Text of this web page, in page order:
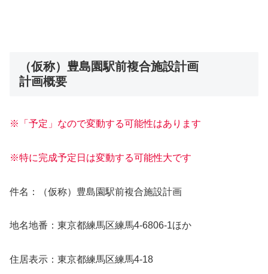
（仮称）豊島園駅前複合施設計画
計画概要
※「予定」なので変動する可能性はあります
※特に完成予定日は変動する可能性大です
件名：（仮称）豊島園駅前複合施設計画
地名地番：東京都練馬区練馬4-6806-1ほか
住居表示：東京都練馬区練馬4-18